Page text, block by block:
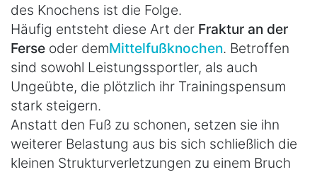
des Knochens ist die Folge.
Häufig entsteht diese Art der Fraktur an der
Ferse oder demMittelfußknochen. Betroffen
sind sowohl Leistungssportler, als auch
Ungeübte, die plötzlich ihr Trainingspensum
stark steigern.
Anstatt den Fuß zu schonen, setzen sie ihn
weiterer Belastung aus bis sich schließlich die
kleinen Strukturverletzungen zu einem Bruch